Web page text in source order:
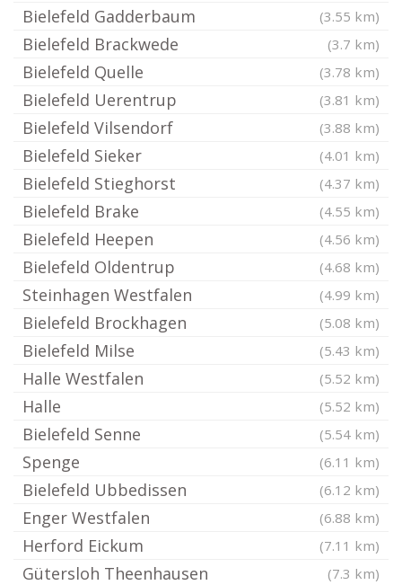
Bielefeld Gadderbaum (3.55 km)
Bielefeld Brackwede (3.7 km)
Bielefeld Quelle (3.78 km)
Bielefeld Uerentrup (3.81 km)
Bielefeld Vilsendorf (3.88 km)
Bielefeld Sieker (4.01 km)
Bielefeld Stieghorst (4.37 km)
Bielefeld Brake (4.55 km)
Bielefeld Heepen (4.56 km)
Bielefeld Oldentrup (4.68 km)
Steinhagen Westfalen (4.99 km)
Bielefeld Brockhagen (5.08 km)
Bielefeld Milse (5.43 km)
Halle Westfalen (5.52 km)
Halle (5.52 km)
Bielefeld Senne (5.54 km)
Spenge (6.11 km)
Bielefeld Ubbedissen (6.12 km)
Enger Westfalen (6.88 km)
Herford Eickum (7.11 km)
Gütersloh Theenhausen (7.3 km)